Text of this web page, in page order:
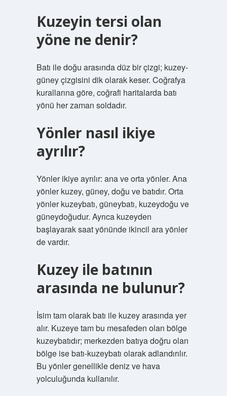
Kuzeyin tersi olan
yöne ne denir?
Batı ile doğu arasında düz bir çizgi; kuzey-
güney çizgisini dik olarak keser. Coğrafya
kurallarına göre, coğrafi haritalarda batı
yönü her zaman soldadır.
Yönler nasıl ikiye
ayrılır?
Yönler ikiye ayrılır: ana ve orta yönler. Ana
yönler kuzey, güney, doğu ve batıdır. Orta
yönler kuzeybatı, güneybatı, kuzeydoğu ve
güneydoğudur. Ayrıca kuzeyden
başlayarak saat yönünde ikincil ara yönler
de vardır.
Kuzey ile batının
arasında ne bulunur?
İsim tam olarak batı ile kuzey arasında yer
alır. Kuzeye tam bu mesafeden olan bölge
kuzeybatıdır; merkezden batıya doğru olan
bölge ise batı-kuzeybatı olarak adlandırılır.
Bu yönler genellikle deniz ve hava
yolculuğunda kullanılır.